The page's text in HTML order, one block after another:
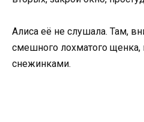
Алиса её не слушала. Там,
смешного лохматого щенка,
снежинками.